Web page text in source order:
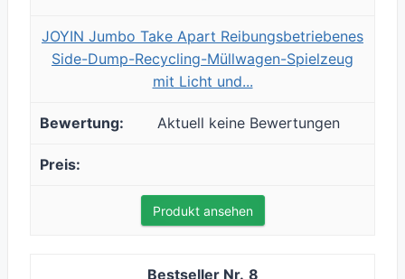
JOYIN Jumbo Take Apart Reibungsbetriebenes
Side-Dump-Recycling-Müllwagen-Spielzeug
mit Licht und...
Aktuell keine Bewertungen
Produkt ansehen
8